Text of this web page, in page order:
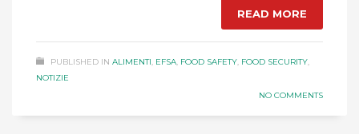
READ MORE
PUBLISHED IN ALIMENTI, EFSA, FOOD SAFETY, FOOD SECURITY,
NOTIZIE
NO COMMENTS